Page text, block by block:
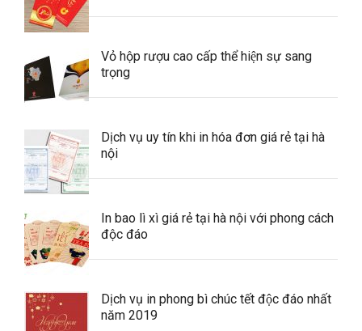
Vỏ hộp rượu cao cấp thể hiện sự sang
trọng
Dịch vụ uy tín khi in hóa đơn giá rẻ tại hà
nội
In bao lì xì giá rẻ tại hà nội với phong cách
độc đáo
Dịch vụ in phong bì chúc tết độc đáo nhất
năm 2019